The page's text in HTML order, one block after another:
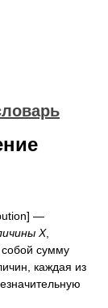
—
X,
сумму
каждая из